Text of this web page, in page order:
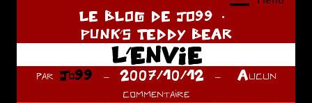
LE BLOG DE JO99
PUNK'S TEDDY BEAR
L’ENVIE
par Jo99 2007/10/12
Aucun
commentaire